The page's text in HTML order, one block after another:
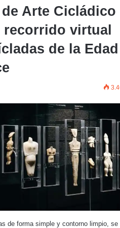
Arte Cicládico
recorrido virtual
de la Edad
de forma simple y contorno limpio, se